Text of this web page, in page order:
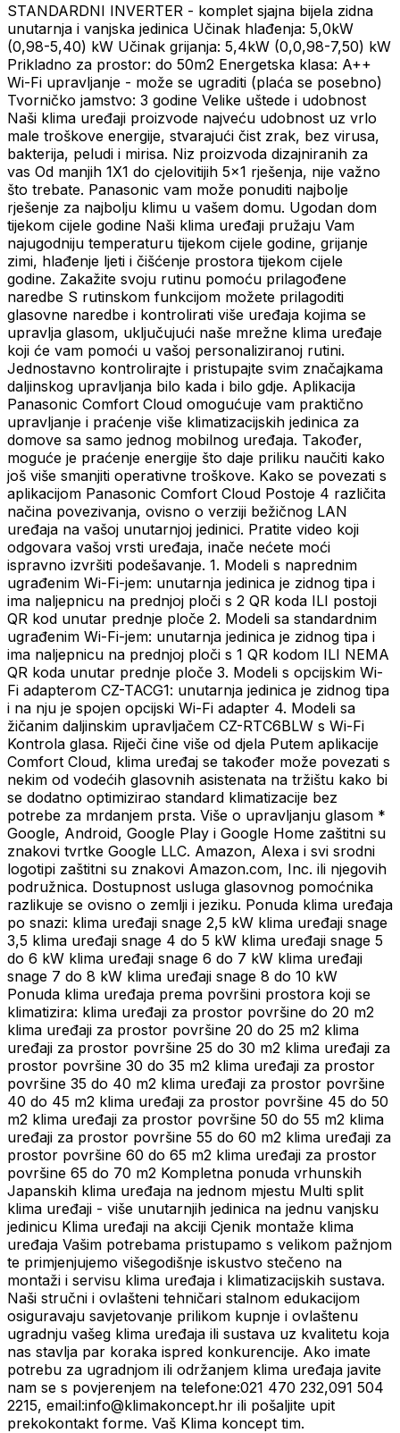
STANDARDNI INVERTER - komplet sjajna bijela zidna
unutarnja i vanjska jedinica Učinak hlađenja: 5,0kW
(0,98-5,40) kW Učinak grijanja: 5,4kW (0,0,98-7,50) kW
Prikladno za prostor: do 50m2 Energetska klasa: A++
Wi-Fi upravljanje - može se ugraditi (plaća se posebno)
Tvorničko jamstvo: 3 godine Velike uštede i udobnost
Naši klima uređaji proizvode najveću udobnost uz vrlo
male troškove energije, stvarajući čist zrak, bez virusa,
bakterija, peludi i mirisa. Niz proizvoda dizajniranih za
vas Od manjih 1X1 do cjelovitijih 5x1 rješenja, nije važno
što trebate. Panasonic vam može ponuditi najbolje
rješenje za najbolju klimu u vašem domu. Ugodan dom
tijekom cijele godine Naši klima uređaji pružaju Vam
najugodniju temperaturu tijekom cijele godine, grijanje
zimi, hlađenje ljeti i čišćenje prostora tijekom cijele
godine. Zakažite svoju rutinu pomoću prilagođene
naredbe S rutinskom funkcijom možete prilagoditi
glasovne naredbe i kontrolirati više uređaja kojima se
upravlja glasom, uključujući naše mrežne klima uređaje
koji će vam pomoći u vašoj personaliziranoj rutini.
Jednostavno kontrolirajte i pristupajte svim značajkama
daljinskog upravljanja bilo kada i bilo gdje. Aplikacija
Panasonic Comfort Cloud omogućuje vam praktično
upravljanje i praćenje više klimatizacijskih jedinica za
domove sa samo jednog mobilnog uređaja. Također,
moguće je praćenje energije što daje priliku naučiti kako
još više smanjiti operativne troškove. Kako se povezati s
aplikacijom Panasonic Comfort Cloud Postoje 4 različita
načina povezivanja, ovisno o verziji bežičnog LAN
uređaja na vašoj unutarnjoj jedinici. Pratite video koji
odgovara vašoj vrsti uređaja, inače nećete moći
ispravno izvršiti podešavanje. 1. Modeli s naprednim
ugrađenim Wi-Fi-jem: unutarnja jedinica je zidnog tipa i
ima naljepnicu na prednjoj ploči s 2 QR koda ILI postoji
QR kod unutar prednje ploče 2. Modeli sa standardnim
ugrađenim Wi-Fi-jem: unutarnja jedinica je zidnog tipa i
ima naljepnicu na prednjoj ploči s 1 QR kodom ILI NEMA
QR koda unutar prednje ploče 3. Modeli s opcijskim Wi-
Fi adapterom CZ-TACG1: unutarnja jedinica je zidnog tipa
i na nju je spojen opcijski Wi-Fi adapter 4. Modeli sa
žičanim daljinskim upravljačem CZ-RTC6BLW s Wi-Fi
Kontrola glasa. Riječi čine više od djela Putem aplikacije
Comfort Cloud, klima uređaj se također može povezati s
nekim od vodećih glasovnih asistenata na tržištu kako bi
se dodatno optimizirao standard klimatizacije bez
potrebe za mrdanjem prsta. Više o upravljanju glasom *
Google, Android, Google Play i Google Home zaštitni su
znakovi tvrtke Google LLC. Amazon, Alexa i svi srodni
logotipi zaštitni su znakovi Amazon.com, Inc. ili njegovih
podružnica. Dostupnost usluga glasovnog pomoćnika
razlikuje se ovisno o zemlji i jeziku. Ponuda klima uređaja
po snazi: klima uređaji snage 2,5 kW klima uređaji snage
3,5 klima uređaji snage 4 do 5 kW klima uređaji snage 5
do 6 kW klima uređaji snage 6 do 7 kW klima uređaji
snage 7 do 8 kW klima uređaji snage 8 do 10 kW
Ponuda klima uređaja prema površini prostora koji se
klimatizira: klima uređaji za prostor površine do 20 m2
klima uređaji za prostor površine 20 do 25 m2 klima
uređaji za prostor površine 25 do 30 m2 klima uređaji za
prostor površine 30 do 35 m2 klima uređaji za prostor
površine 35 do 40 m2 klima uređaji za prostor površine
40 do 45 m2 klima uređaji za prostor površine 45 do 50
m2 klima uređaji za prostor površine 50 do 55 m2 klima
uređaji za prostor površine 55 do 60 m2 klima uređaji za
prostor površine 60 do 65 m2 klima uređaji za prostor
površine 65 do 70 m2 Kompletna ponuda vrhunskih
Japanskih klima uređaja na jednom mjestu Multi split
klima uređaji - više unutarnjih jedinica na jednu vanjsku
jedinicu Klima uređaji na akciji Cjenik montaže klima
uređaja Vašim potrebama pristupamo s velikom pažnjom
te primjenjujemo višegodišnje iskustvo stečeno na
montaži i servisu klima uređaja i klimatizacijskih sustava.
Naši stručni i ovlašteni tehničari stalnom edukacijom
osiguravaju savjetovanje prilikom kupnje i ovlaštenu
ugradnju vašeg klima uređaja ili sustava uz kvalitetu koja
nas stavlja par koraka ispred konkurencije. Ako imate
potrebu za ugradnjom ili održanjem klima uređaja javite
nam se s povjerenjem na telefone:021 470 232,091 504
2215, email:info@klimakoncept.hr ili pošaljite upit
prekokontakt forme. Vaš Klima koncept tim.